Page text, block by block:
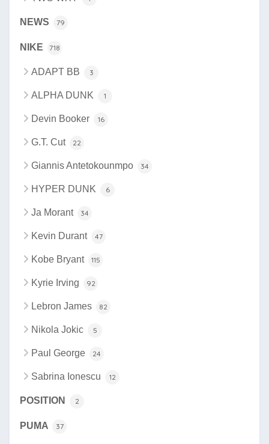
NEWS 79
NIKE 718
ADAPT BB 3
ALPHA DUNK 1
Devin Booker 16
G.T. Cut 22
Giannis Antetokounmpo 34
HYPER DUNK 6
Ja Morant 34
Kevin Durant 47
Kobe Bryant 115
Kyrie Irving 92
Lebron James 82
Nikola Jokic 5
Paul George 24
Sabrina Ionescu 12
POSITION 2
PUMA 37